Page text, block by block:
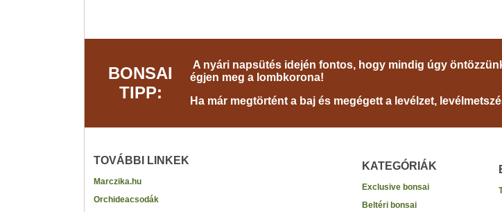
BONSAI
TIPP:
A nyári napsütés idején fontos, hogy mindig úgy
égjen meg a lombkorona!
Ha már megtörtént a baj és megégett a levélzet,
TOVÁBBI LINKEK
Marczika.hu
Orchideacsodák
KATEGÓRIÁK
Exclusive bonsai
Beltéri bonsai